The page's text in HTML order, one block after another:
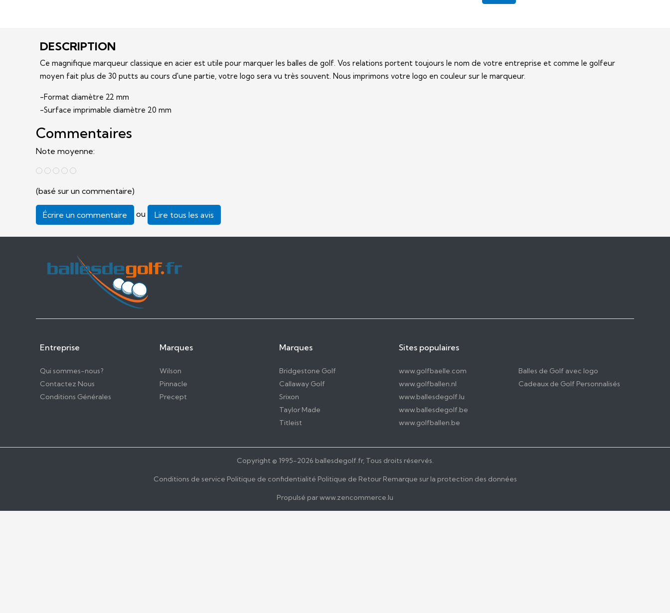
DESCRIPTION
Ce magnifique marqueur classique en acier est utile pour marquer les balles de golf. Vos relations portent toujours le nom de votre entreprise et comme le golfeur
moyen fait plus de 30 putts au cours d'une partie, votre logo sera vu très souvent. Nous imprimons votre logo en couleur sur le marqueur.
-Format diamètre 22 mm
-Surface imprimable diamètre 20 mm
Commentaires
Note moyenne:
(basé sur un commentaire)
Écrire un commentaire ou Lire tous les avis
Entreprise
Qui sommes-nous?
Contactez Nous
Conditions Générales
Marques
Wilson
Pinnacle
Precept
Marques
Bridgestone Golf
Callaway Golf
Srixon
Taylor Made
Titleist
Sites populaires
www.golfbaelle.com
www.golfballen.nl
www.ballesdegolf.lu
www.ballesdegolf.be
www.golfballen.be
Balles de Golf avec logo
Cadeaux de Golf Personnalisés
Copyright © 1995-2026 ballesdegolf.fr, Tous droits réservés.
Conditions de service Politique de confidentialité Politique de Retour Remarque sur la protection des données
Propulsé parwww.zencommerce.lu